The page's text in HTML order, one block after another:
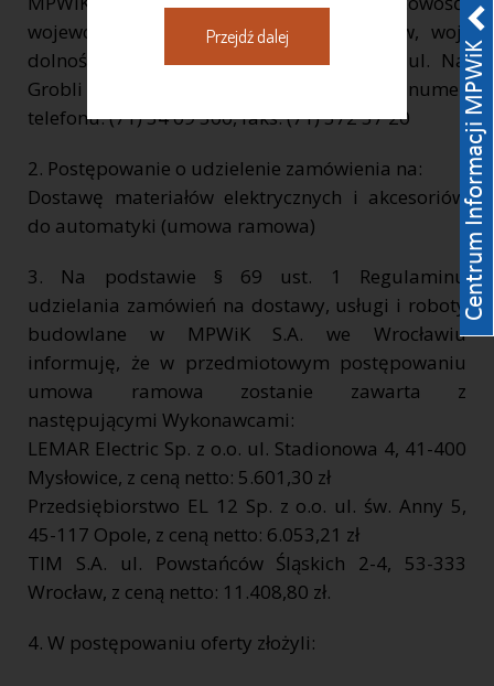
województwo, powiat: 50 – 421 Wrocław, woj.
dolnośląskie, ulica, nr domu, nr lokalu: ul. Na
Grobli 14/16, internet: www.mpwik.wroc.pl numer
telefonu: (71) 34 09 500, faks: (71) 372 37 20
2. Postępowanie o udzielenie zamówienia na:
Dostawę materiałów elektrycznych i akcesoriów
do automatyki (umowa ramowa)
3. Na podstawie § 69 ust. 1 Regulaminu
udzielania zamówień na dostawy, usługi i roboty
budowlane w MPWiK S.A. we Wrocławiu
informuję, że w przedmiotowym postępowaniu
umowa ramowa zostanie zawarta z
następującymi Wykonawcami:
LEMAR Electric Sp. z o.o. ul. Stadionowa 4, 41-400
Mysłowice, z ceną netto: 5.601,30 zł
Przedsiębiorstwo EL 12 Sp. z o.o. ul. św. Anny 5,
45-117 Opole, z ceną netto: 6.053,21 zł
TIM S.A. ul. Powstańców Śląskich 2-4, 53-333
Wrocław, z ceną netto: 11.408,80 zł.
4. W postępowaniu oferty złożyli:
Przejdź dalej